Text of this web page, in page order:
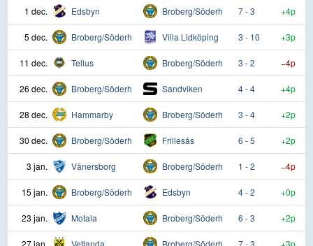
1 dec. Edsbyn Broberg/Söderh 7 - 3 +4p
5 dec. Broberg/Söderh Villa Lidköping 3 - 10 +3p
11 dec. Tellus Broberg/Söderh 3 - 2 −4p
26 dec. Broberg/Söderh Sandviken 4 - 4 +4p
28 dec. Hammarby Broberg/Söderh 3 - 4 +2p
30 dec. Broberg/Söderh Frillesås 6 - 5 +2p
3 jan. Vänersborg Broberg/Söderh 1 - 2 −4p
15 jan. Broberg/Söderh Edsbyn 4 - 2 +0p
23 jan. Motala Broberg/Söderh 6 - 3 +2p
27 jan. Vetlanda Broberg/Söderh 7 - 3 +3p